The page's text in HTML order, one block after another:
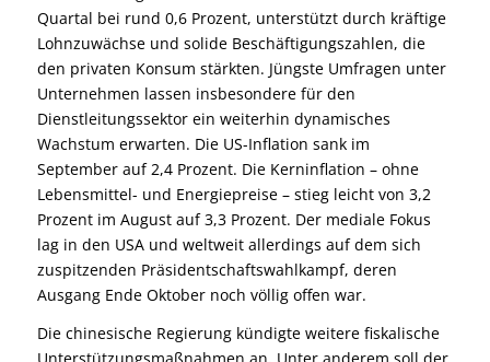
Quartal bei rund 0,6 Prozent, unterstützt durch kräftige
Lohnzuwächse und solide Beschäftigungszahlen, die
den privaten Konsum stärkten. Jüngste Umfragen unter
Unternehmen lassen insbesondere für den
Dienstleitungssektor ein weiterhin dynamisches
Wachstum erwarten. Die US-Inflation sank im
September auf 2,4 Prozent. Die Kerninflation – ohne
Lebensmittel- und Energiepreise – stieg leicht von 3,2
Prozent im August auf 3,3 Prozent. Der mediale Fokus
lag in den USA und weltweit allerdings auf dem sich
zuspitzenden Präsidentschaftswahlkampf, deren
Ausgang Ende Oktober noch völlig offen war.
Die chinesische Regierung kündigte weitere fiskalische